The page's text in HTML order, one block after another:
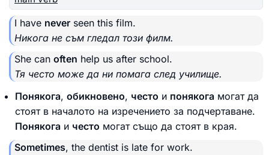
I have never seen this film.
Никога не съм гледал този филм.
She can often help us after school.
Тя често може да ни помага след училище.
Понякога, обикновено, често и понякога могат да
стоят в началото на изречението за подчертаване.
Понякога и често могат също да стоят в края.
Sometimes, the dentist is late for work.